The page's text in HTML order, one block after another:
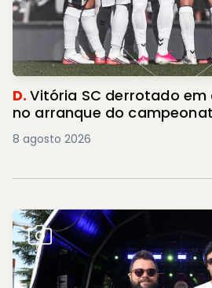
D.Vitória SC derrotado
no arranque do
8 agosto 2026